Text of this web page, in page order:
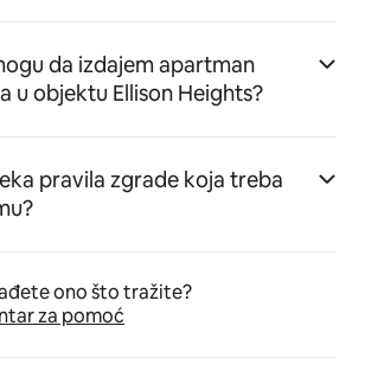
da izdajem apartman
u objektu Ellison Heights?
pravila zgrade koja treba
ono što tražite?
za pomoć